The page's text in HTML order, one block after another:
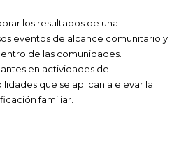
los resultados de una
eventos de alcance comunitario y
de las comunidades.
en actividades de
que se aplican a elevar la
familiar.